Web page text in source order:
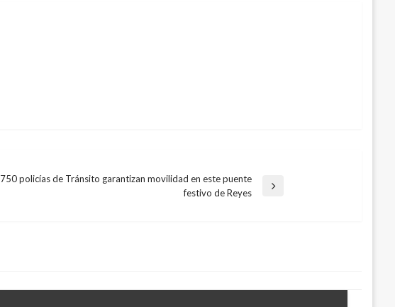
750 policías de Tránsito garantizan movilidad en este puente
festivo de Reyes